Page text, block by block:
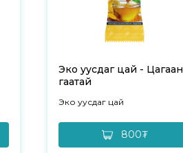
Эко уусдаг цай - Цагаан
гаатай
Эко уусдаг цай
800₮